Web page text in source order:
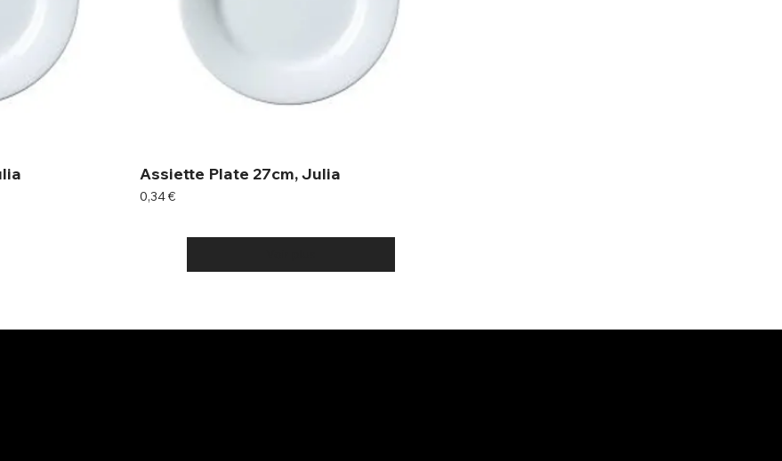
Assiette Plate 27cm, Julia
Prix
0,34 €